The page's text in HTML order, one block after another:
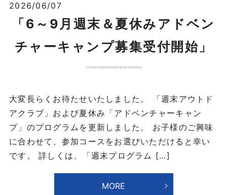
2026/06/07
「6～9月週末＆夏休みアドベン
チャーキャンプ募集受付開始」
大変長らくお待たせいたしました。 「週末アウトド
アクラブ」および夏休み「アドベンチャーキャン
プ」のプログラムを更新しました。 お子様のご興味
に合わせて、参加コースをお選びいただけると幸い
です。 詳しくは、「週末プログラム […]
MORE